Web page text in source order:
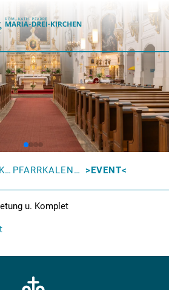
MARIA-DREI-KIRCHEN PFARRKALENDER EVENT
u. Komplet